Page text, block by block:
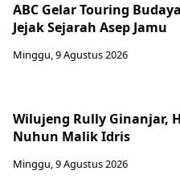
ABC Gelar Touring
Jejak Sejarah Asep Jamu
Minggu, 9 Agustus 2026
Wilujeng Rully Ginanjar,
Nuhun Malik Idris
Minggu, 9 Agustus 2026